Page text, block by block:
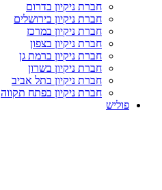
חברת ניקיון בדרום
חברת ניקיון בירושלים
חברת ניקיון במרכז
חברת ניקיון בצפון
חברת ניקיון ברמת גן
חברת ניקיון בשרון
חברת ניקיון בתל אביב
חברת ניקיון בפתח תקווה
פוליש